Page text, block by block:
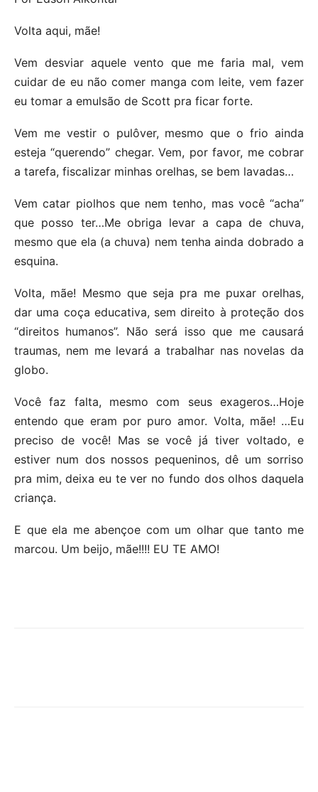
Volta aqui, mãe!
Vem desviar aquele vento que me faria mal, vem
cuidar de eu não comer manga com leite, vem fazer
eu tomar a emulsão de Scott pra ficar forte.
Vem me vestir o pulôver, mesmo que o frio ainda
esteja “querendo” chegar. Vem, por favor, me cobrar
a tarefa, fiscalizar minhas orelhas, se bem lavadas…
Vem catar piolhos que nem tenho, mas você “acha”
que posso ter…Me obriga levar a capa de chuva,
mesmo que ela (a chuva) nem tenha ainda dobrado a
esquina.
Volta, mãe! Mesmo que seja pra me puxar orelhas,
dar uma coça educativa, sem direito à proteção dos
“direitos humanos”. Não será isso que me causará
traumas, nem me levará a trabalhar nas novelas da
globo.
Você faz falta, mesmo com seus exageros…Hoje
entendo que eram por puro amor. Volta, mãe! …Eu
preciso de você! Mas se você já tiver voltado, e
estiver num dos nossos pequeninos, dê um sorriso
pra mim, deixa eu te ver no fundo dos olhos daquela
criança.
E que ela me abençoe com um olhar que tanto me
marcou. Um beijo, mãe!!!! EU TE AMO!